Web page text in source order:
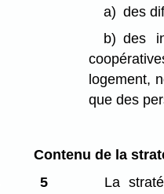
a) des
b) des
logement,
que des
Contenu de la
5
La